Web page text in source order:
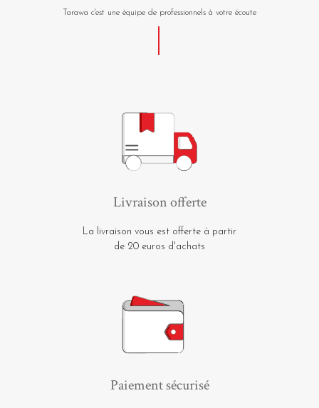
Tarawa c'est une équipe de professionnels à votre écoute
Livraison offerte
La livraison vous est offerte à partir
de 20 euros d'achats
Paiement sécurisé